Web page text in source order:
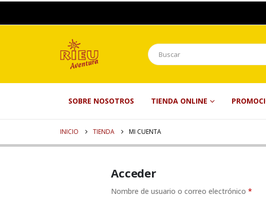
SOBRE NOSOTROS TIENDA ONLINE
INICIO TIENDA MI CUENTA
Acceder
Nombre de usuario o correo electrónico*